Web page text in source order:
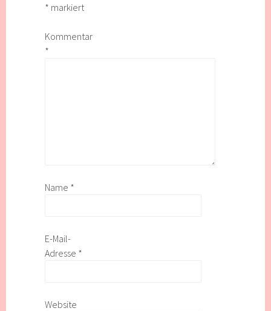
* markiert
Kommentar
*
Name *
E-Mail-
Adresse *
Website